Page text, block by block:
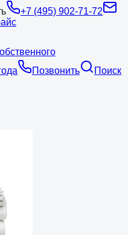
+7 (495) 902-71-72
Позвонить
Поиск